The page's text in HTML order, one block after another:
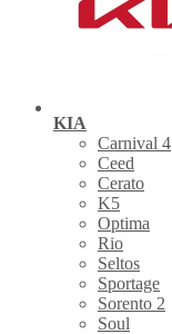
KIA
Carnival 4
Ceed
Cerato
K5
Optima
Rio
Seltos
Sportage
Sorento 2
Soul